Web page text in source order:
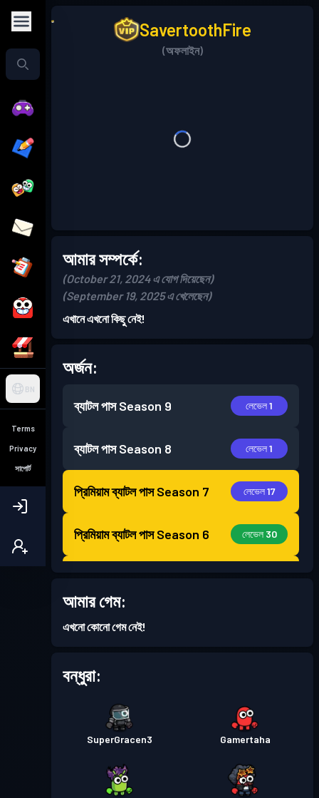
BN
Terms
Privacy
সাপোর্ট
SavertoothFire
(অফলাইন)
আমার সম্পর্কে:
(October 21, 2024 এ যোগ দিয়েছেন)
(September 19, 2025 এ খেলেছেন)
এখানে এখনো কিছু নেই!
অর্জন:
ব্যাটল পাস Season 9 লেভেল 1
ব্যাটল পাস Season 8 লেভেল 1
প্রিমিয়াম ব্যাটল পাস Season 7 লেভেল 17
প্রিমিয়াম ব্যাটল পাস Season 6 লেভেল 30
প্রিমিয়াম ব্যাটল পাস
প্রিমিয়াম ব্যাটল পাস লেভেল 24
ব্যাটল পাস Season 1
আমার গেম:
এখনো কোনো গেম নেই!
বন্ধুরা:
SuperGracen3 Gamertaha